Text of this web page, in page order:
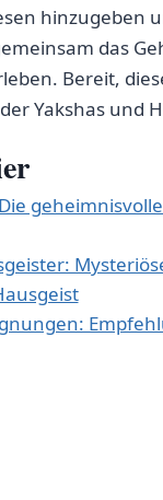
hinzugeben
⁢das
⁤Bereit,⁣
Yakshas und